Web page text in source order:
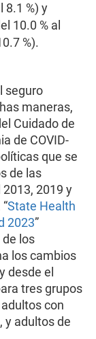
8.1 %) y
10.0 % al
%).
seguro
maneras,
Cuidado de
de COVID-
que se
de las
2019 y
State Health
2023”
los
los cambios
desde el
tres grupos
con
y adultos de